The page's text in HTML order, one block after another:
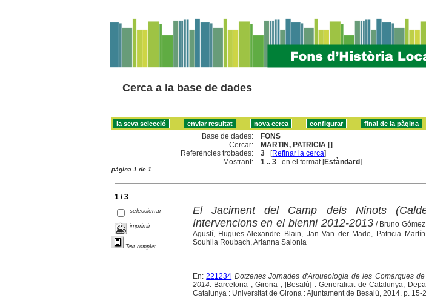
Cerca a la base de dades
Base de dades:
FONS
Cercar:
MARTIN, PATRICIA []
Referències trobades:
3 [Refinar la cerca]
Mostrant:
1 .. 3 en el format [Estàndard]
pàgina 1 de 1
1 / 3
seleccionar
imprimir
Text complet
El Jaciment del Camp dels Ninots
Intervencions en el bienni 2012-2013/ Bruno Gómez
Agustí, Hugues-Alexandre Blain, Jan Van der Made, Patricia
Souhila Roubach, Arianna Salonia
En:221234 Dotzenes Jornades d'Arqueologia de les Comarques
2014. Barcelona ; Girona ; [Besalú] : Generalitat de Catalunya,
Catalunya : Universitat de Girona : Ajuntament de Besalú, 2014. p. 15-